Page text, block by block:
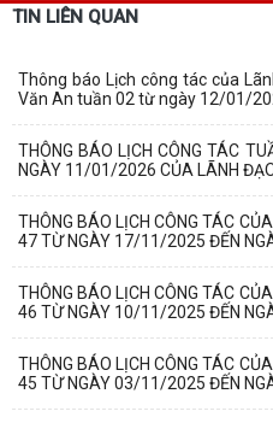
TIN LIÊN QUAN
Thông báo Lịch công tác của
Văn An tuần 02 từ ngày 12/01/
THÔNG BÁO LỊCH CÔNG TÁC
NGÀY 11/01/2026 CỦA LÃNH
THÔNG BÁO LỊCH CÔNG TÁC
47 TỪ NGÀY 17/11/2025 ĐẾN
THÔNG BÁO LỊCH CÔNG TÁC
46 TỪ NGÀY 10/11/2025 ĐẾN
THÔNG BÁO LỊCH CÔNG TÁC
45 TỪ NGÀY 03/11/2025 ĐẾN